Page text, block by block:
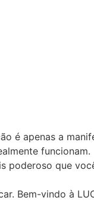
é apenas a
funcionam.
poderoso que
Bem-vindo à